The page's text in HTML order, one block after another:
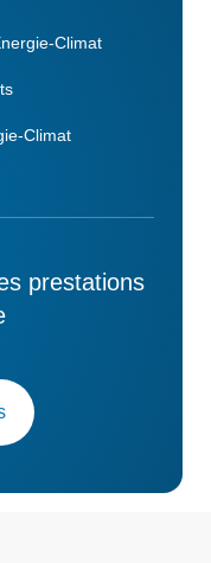
Climat
Climat
prestations